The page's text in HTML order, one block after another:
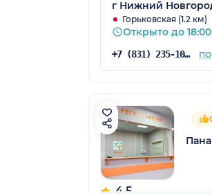
г Нижний
Горьковская (1.2 км)
Открыто до 18:00
+7 (831) 235-10-51
4.5